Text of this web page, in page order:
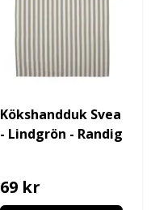
Kökshandduk Svea
- Lindgrön - Randig
69 kr